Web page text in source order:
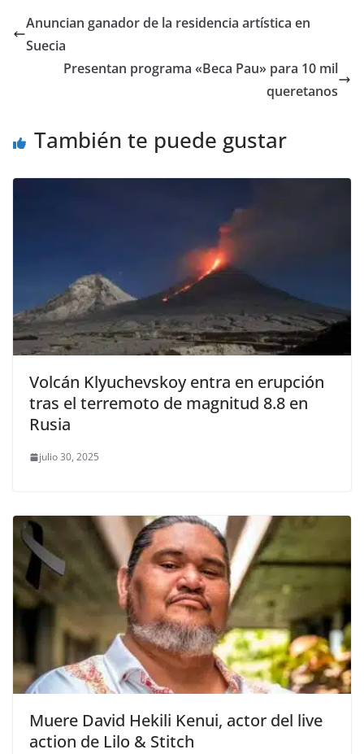
e
b
o
er l s
p
y
n
gr
m
e
Anuncian ganador de la residencia artística en
Suecia
Presentan programa «Beca Pau» para 10 mil
queretanos
También te puede gustar
Volcán Klyuchevskoy entra en erupción
tras el terremoto de magnitud 8.8 en
Rusia
julio 30, 2025
Muere David Hekili Kenui, actor del live
action de Lilo & Stitch